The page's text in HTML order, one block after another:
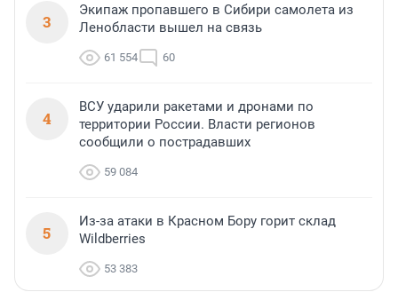
3
Экипаж пропавшего в Сибири самолета из
Ленобласти вышел на связь
61 554 60
4
ВСУ ударили ракетами и дронами по
территории России. Власти регионов
сообщили о пострадавших
59 084
5
Из-за атаки в Красном Бору горит склад
Wildberries
53 383